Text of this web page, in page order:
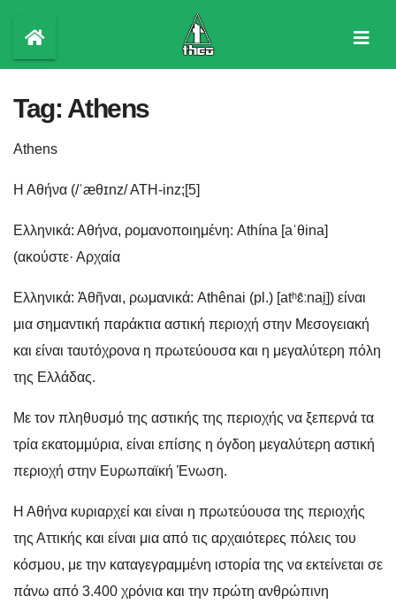
content
Tag: Athens
Athens
Η Αθήνα (/ˈæθɪnz/ ATH-inz;[5]
Ελληνικά: Αθήνα, ρομανοποιημένη: Athína [aˈθina]
(ακούστε· Αρχαία
Ελληνικά: Ἀθῆναι, ρωμανικά: Athênai (pl.) [atʰɛ̂ːnai̯]) είναι
μια σημαντική παράκτια αστική περιοχή στην Μεσογειακή
και είναι ταυτόχρονα η πρωτεύουσα και η μεγαλύτερη πόλη
της Ελλάδας.
Με τον πληθυσμό της αστικής της περιοχής να ξεπερνά τα
τρία εκατομμύρια, είναι επίσης η όγδοη μεγαλύτερη αστική
περιοχή στην Ευρωπαϊκή Ένωση.
Η Αθήνα κυριαρχεί και είναι η πρωτεύουσα της περιοχής
της Αττικής και είναι μια από τις αρχαιότερες πόλεις του
κόσμου, με την καταγεγραμμένη ιστορία της να εκτείνεται σε
πάνω από 3.400 χρόνια και την πρώτη ανθρώπινη